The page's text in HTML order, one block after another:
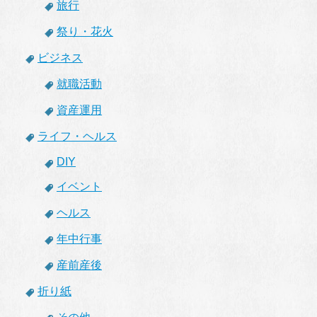
旅行
祭り・花火
ビジネス
就職活動
資産運用
ライフ・ヘルス
DIY
イベント
ヘルス
年中行事
産前産後
折り紙